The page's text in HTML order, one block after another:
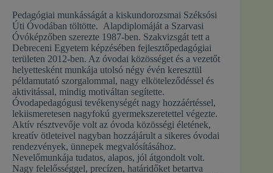
Pedagógiai munkásságát a kiskundorozsmai Széksósi
Úti Óvodában töltötte. Alapdiplomáját a Szarvasi
Óvóképzőben szerezte 1987-ben. Szakvizsgát tett a
Debreceni Egyetem képzésében fejlesztőpedagógiai
területen 2012-ben. Az óvodai közösséget és a vezetőt
helyettesként munkája utolsó négy évén keresztül
példamutató szorgalommal, nagy elköteleződéssel és
aktivitással, mindig motiváltan segítette.
Óvodapedagógusi tevékenységét nagy hozzáértéssel,
lekiismeretesen nagyfokú gyermekszeretettel végezte.
Aktív résztvevője volt az óvoda közösségi életének,
kreatív ötleteivel nagyban hozzájárult a sikeres óvodai
rendezvények, ünnepek megvalósításához.
Nevelőmunkája tudatos, alapos, jól átgondolt volt.
Nagy felelősséggel, precízen, határidőket betartva